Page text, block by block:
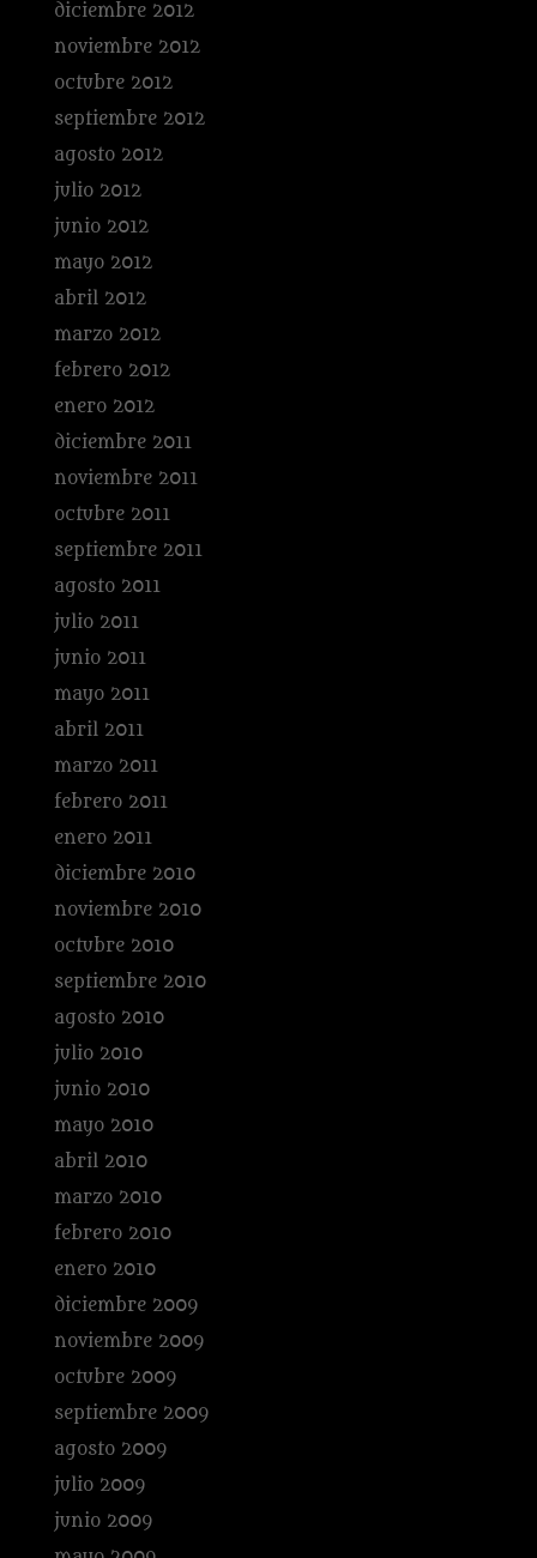
diciembre 2012
noviembre 2012
octubre 2012
septiembre 2012
agosto 2012
julio 2012
junio 2012
mayo 2012
abril 2012
marzo 2012
febrero 2012
enero 2012
diciembre 2011
noviembre 2011
octubre 2011
septiembre 2011
agosto 2011
julio 2011
junio 2011
mayo 2011
abril 2011
marzo 2011
febrero 2011
enero 2011
diciembre 2010
noviembre 2010
octubre 2010
septiembre 2010
agosto 2010
julio 2010
junio 2010
mayo 2010
abril 2010
marzo 2010
febrero 2010
enero 2010
diciembre 2009
noviembre 2009
octubre 2009
septiembre 2009
agosto 2009
julio 2009
junio 2009